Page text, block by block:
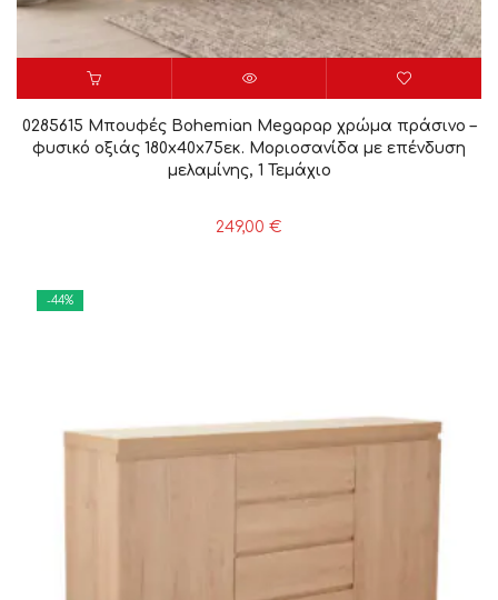
0285615 Μπουφές Bohemian Megapap χρώμα πράσινο –
φυσικό οξιάς 180x40x75εκ. Μοριοσανίδα με επένδυση
μελαμίνης, 1 Τεμάχιο
249,00 €
-44%